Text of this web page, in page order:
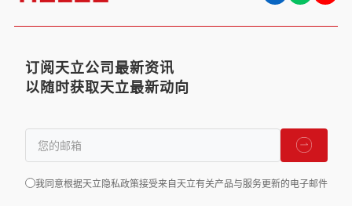
订阅天立公司最新资讯
以随时获取天立最新动向
我同意根据天立隐私政策接受来自天立有关产品与服务更新的电子邮件